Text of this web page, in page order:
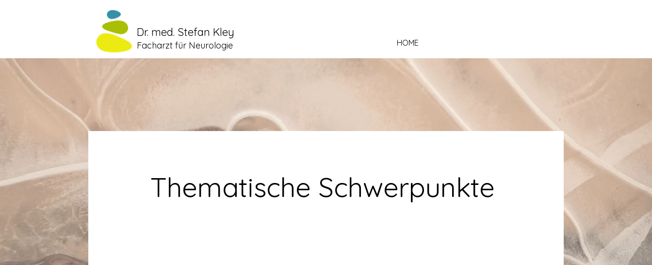
Dr. med. Stefan Kley
Facharzt für Neurologie HOME
Thematische Schwerpunkte